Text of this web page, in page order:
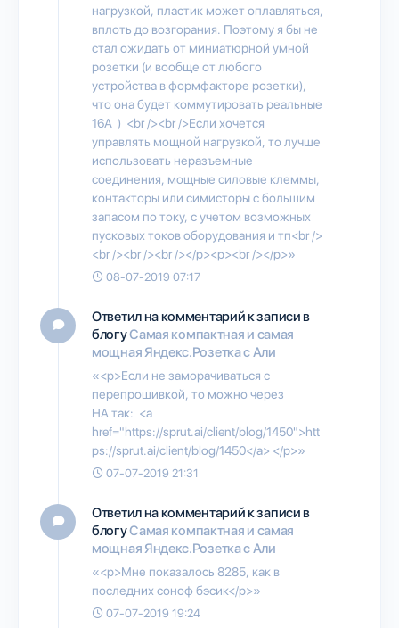
нагрузкой, пластик может оплавляться,
вплоть до возгорания. Поэтому я бы не
стал ожидать от миниатюрной умной
розетки (и вообще от любого
устройства в формфакторе розетки),
что она будет коммутировать реальные
16А ) <br /><br />Если хочется
управлять мощной нагрузкой, то лучше
использовать неразъемные
соединения, мощные силовые клеммы,
контакторы или симисторы с большим
запасом по току, с учетом возможных
пусковых токов оборудования и тп<br />
<br /><br /><br /></p><p><br /></p>»
08-07-2019 07:17
Ответил на комментарий к записи в
блогуСамая компактная и самая
мощная Яндекс.Розетка с Али
«<p>Если не заморачиваться с
перепрошивкой, то можно через
HA так: <a
href="https://sprut.ai/client/blog/1450">htt
ps://sprut.ai/client/blog/1450</a> </p>»
07-07-2019 21:31
Ответил на комментарий к записи в
блогуСамая компактная и самая
мощная Яндекс.Розетка с Али
«<p>Мне показалось 8285, как в
последних соноф бэсик</p>»
07-07-2019 19:24